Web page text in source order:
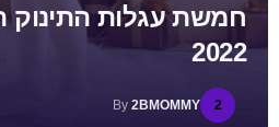
חמשת עגלות התינוק
2022
2
By 2BMOMMY